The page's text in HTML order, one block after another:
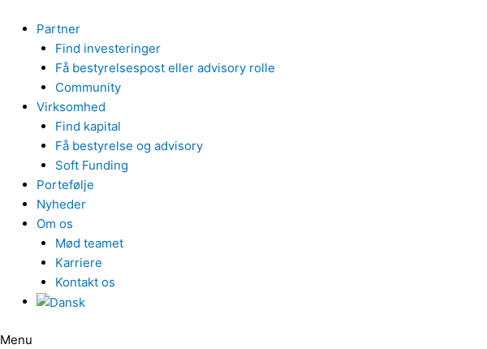
indholdet
Partner
Find investeringer
Få bestyrelsespost eller advisory rolle
Community
Virksomhed
Find kapital
Få bestyrelse og advisory
Soft Funding
Portefølje
Nyheder
Om os
Mød teamet
Karriere
Kontakt os
Menu